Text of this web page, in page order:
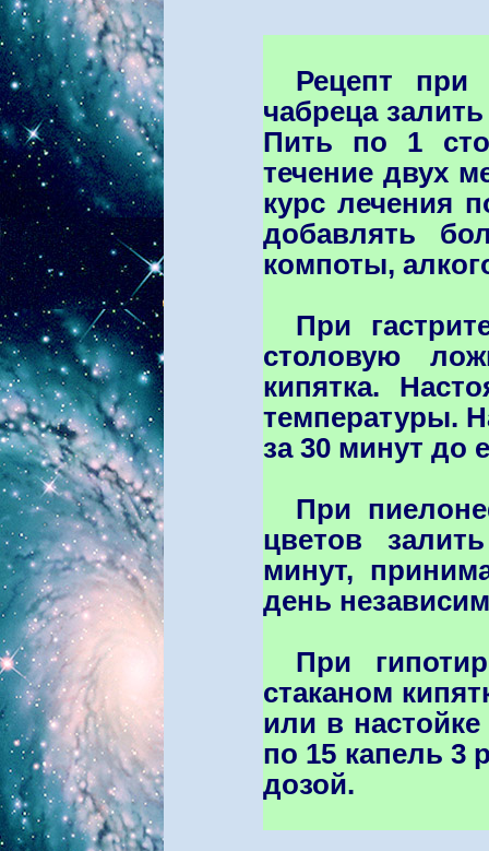
Рецепт при
чабреца
Пить по 1
течение двух
курс лечения
добавлять
компоты,
При
столовую
кипятка.
температуры.
за 30 минут до
При
цветов
минут,
день
При
стаканом
или в
по 15 капель 3
дозой.